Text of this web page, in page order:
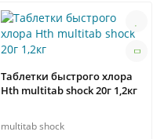
Таблетки быстрого хлора
Hth multitab shock 20г 1,2кг
multitab shock